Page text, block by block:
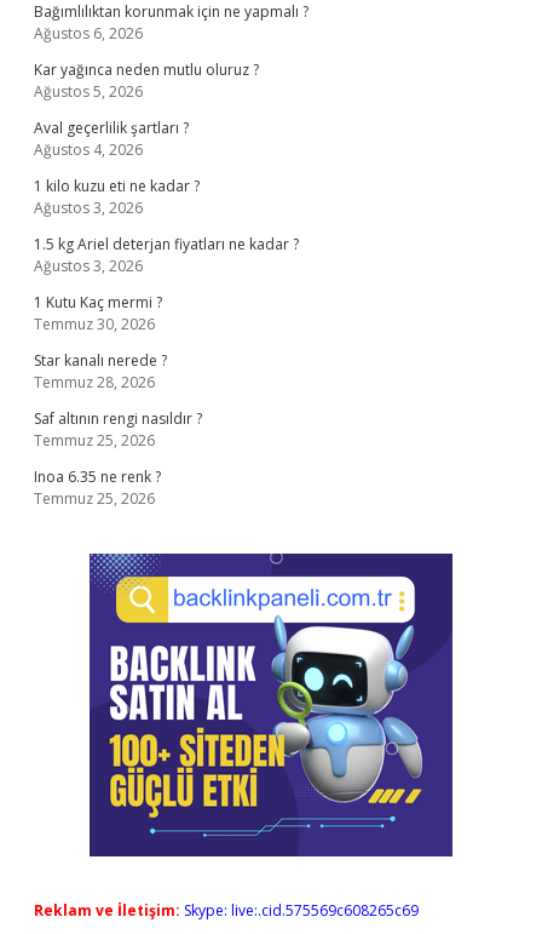
Bağımlılıktan korunmak için ne yapmalı ?
Ağustos 6, 2026
Kar yağınca neden mutlu oluruz ?
Ağustos 5, 2026
Aval geçerlilik şartları ?
Ağustos 4, 2026
1 kilo kuzu eti ne kadar ?
Ağustos 3, 2026
1.5 kg Ariel deterjan fiyatları ne kadar ?
Ağustos 3, 2026
1 Kutu Kaç mermi ?
Temmuz 30, 2026
Star kanalı nerede ?
Temmuz 28, 2026
Saf altının rengi nasıldır ?
Temmuz 25, 2026
Inoa 6.35 ne renk ?
Temmuz 25, 2026
Reklam ve İletişim: Skype: live:.cid.575569c608265c69